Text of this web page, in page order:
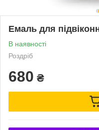
Емаль для
В наявності
Роздріб
680 ₴